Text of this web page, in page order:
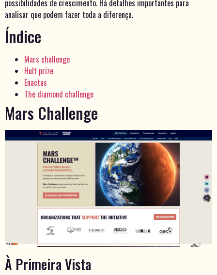
possibilidades de crescimento. Há detalhes importantes para
analisar que podem fazer toda a diferença.
Índice
Mars challenge
Hult prize
Enactus
The diamond challenge
Mars Challenge
À Primeira Vista